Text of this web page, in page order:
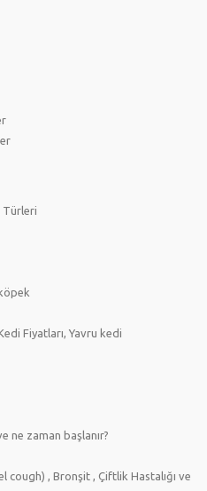
Türleri
Fiyatları, Yavru kedi
ne zaman başlanır?
cough) , Bronşit , Çiftlik Hastalığı ve